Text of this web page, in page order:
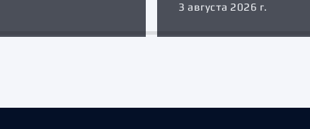
3 августа 2026 г.